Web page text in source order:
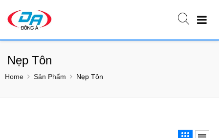
Nẹp Tôn
Home Sản Phẩm Nẹp Tôn